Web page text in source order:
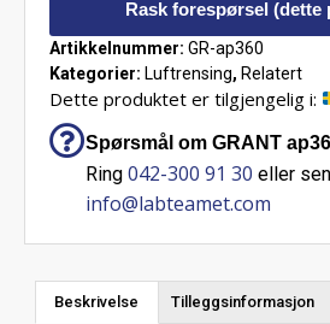
Rask forespørsel (dette
Artikkelnummer: GR-ap360
Kategorier: Luftrensing, Relatert
Dette produktet er tilgjengelig i:
Spørsmål om GRANT
Ring 042-300 91 30 eller
info@labteamet.com
Beskrivelse Tilleggsinformasjon